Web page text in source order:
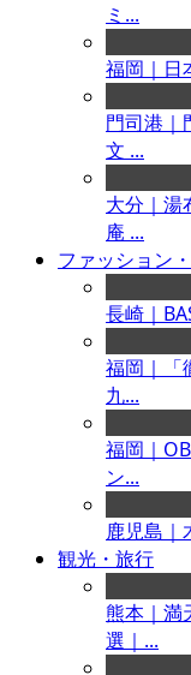
ミ...
福岡｜日
門司港｜
文 ...
大分｜湯
庵 ...
ファッション
長崎｜
福岡｜「
九...
福岡｜
ン...
鹿児島｜
観光・旅行
熊本｜満
選｜...